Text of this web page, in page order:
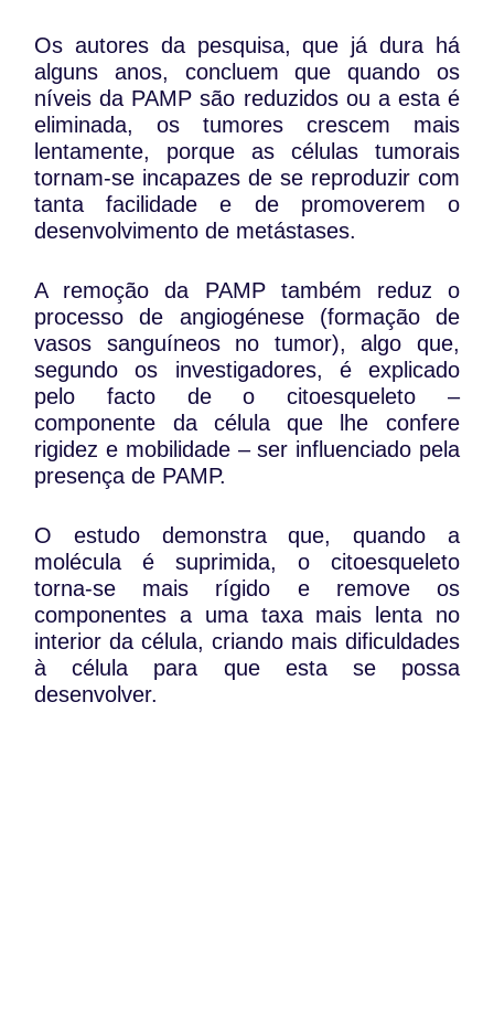
Os autores da pesquisa, que já dura há
alguns anos, concluem que quando os
níveis da PAMP são reduzidos ou a esta é
eliminada, os tumores crescem mais
lentamente, porque as células tumorais
tornam-se incapazes de se reproduzir com
tanta facilidade e de promoverem o
desenvolvimento de metástases.
A remoção da PAMP também reduz o
processo de angiogénese (formação de
vasos sanguíneos no tumor), algo que,
segundo os investigadores, é explicado
pelo facto de o citoesqueleto –
componente da célula que lhe confere
rigidez e mobilidade – ser influenciado pela
presença de PAMP.
O estudo demonstra que, quando a
molécula é suprimida, o citoesqueleto
torna-se mais rígido e remove os
componentes a uma taxa mais lenta no
interior da célula, criando mais dificuldades
à célula para que esta se possa
desenvolver.